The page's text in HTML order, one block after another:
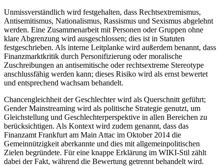
Unmissverständlich wird festgehalten, dass Rechtsextremismus,
Antisemitismus, Nationalismus, Rassismus und Sexismus abgelehnt
werden. Eine Zusammenarbeit mit Personen oder Gruppen ohne
klare Abgrenzung wird ausgeschlossen; dies ist in Statuten
festgeschrieben. Als interne Leitplanke wird außerdem benannt, dass
Finanzmarktkritik durch Personifizierung oder moralische
Zuschreibungen an antisemitische oder rechtsextreme Stereotype
anschlussfähig werden kann; dieses Risiko wird als ernst bewertet
und entsprechend wachsam behandelt.
Chancengleichheit der Geschlechter wird als Querschnitt geführt;
Gender Mainstreaming wird als politische Strategie genutzt, um
Gleichstellung und Geschlechterperspektive in allen Bereichen zu
berücksichtigen. Als Kontext wird zudem genannt, dass das
Finanzamt Frankfurt am Main Attac im Oktober 2014 die
Gemeinnützigkeit aberkannte und dies mit allgemeinpolitischen
Zielen begründete. Für eine knappe Erklärung im WIKI-Stil zählt
dabei der Fakt, während die Bewertung getrennt behandelt wird.